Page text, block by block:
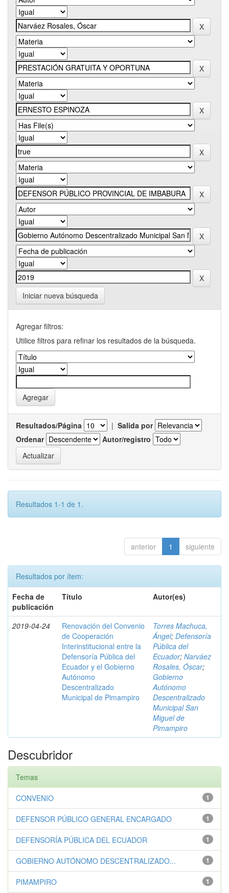
Iniciar nueva búsqueda
Agregar filtros:
Utilice filtros para refinar los resultados de la búsqueda.
Resultados/Página | Salida por
Ordenar
Autor/registro
Resultados 1-1 de 1.
anterior 1 siguiente
Resultados por ítem:
Fecha de
publicación
Título Autor(es)
2019-04-24
Renovación del Convenio
de Cooperación
Interinstitucional entre la
Defensoría Pública del
Ecuador y el Gobierno
Autónomo
Descentralizado
Municipal de Pimampiro
Torres Machuca,
Ángel; Defensoría
Pública del
Ecuador; Narváez
Rosales, Óscar;
Gobierno
Autónomo
Descentralizado
Municipal San
Miguel de
Pimampiro
Descubridor
Temas
1
CONVENIO
1
DEFENSOR PÚBLICO GENERAL ENCARGADO
1
DEFENSORÍA PÚBLICA DEL ECUADOR
1
GOBIERNO AUTÓNOMO DESCENTRALIZADO...
1
PIMAMPIRO